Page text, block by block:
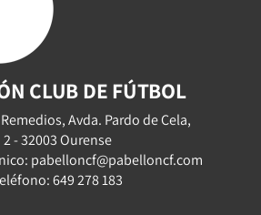
CLUB DE FÚTBOL
Avda. Pardo de Cela,
2 - 32003 Ourense
pabelloncf@pabelloncf.com
649 278 183